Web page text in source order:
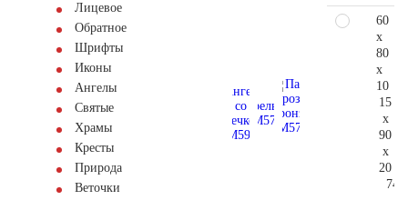
Лицевое
Обратное
Шрифты
Иконы
Ангелы
Святые
Храмы
Кресты
Природа
Веточки
60
x
80
x
10
15
x
90
x
20